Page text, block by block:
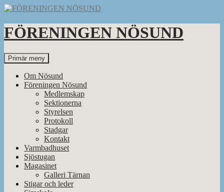
Hoppa
innehåll
FÖRENINGEN NÖSUND
Sök
Primär meny
Om Nösund
Föreningen Nösund
Medlemskap
Sektionerna
Styrelsen
Protokoll
Stadgar
Kontakt
Varmbadhuset
Sjöstugan
Magasinet
Galleri Tärnan
Stigar och leder